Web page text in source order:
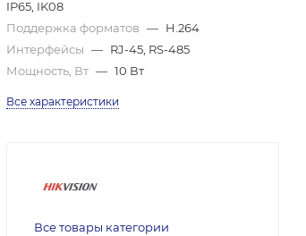
IP65, IK08
Поддержка форматов — H.264
Интерфейсы — RJ-45, RS-485
Мощность, Вт — 10 Вт
Все характеристики
Все товары категории